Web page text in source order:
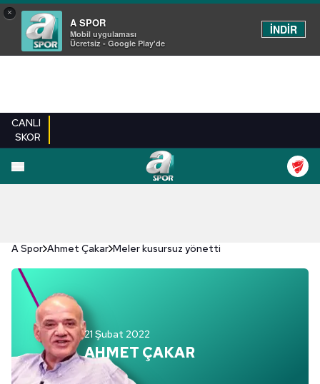
×
A SPOR
Mobil uygulaması
Ücretsiz - Google Play'de
İNDİR
CANLI
SKOR
A Spor Ahmet Çakar Meler kusursuz yönetti
21 Şubat 2022
AHMET ÇAKAR